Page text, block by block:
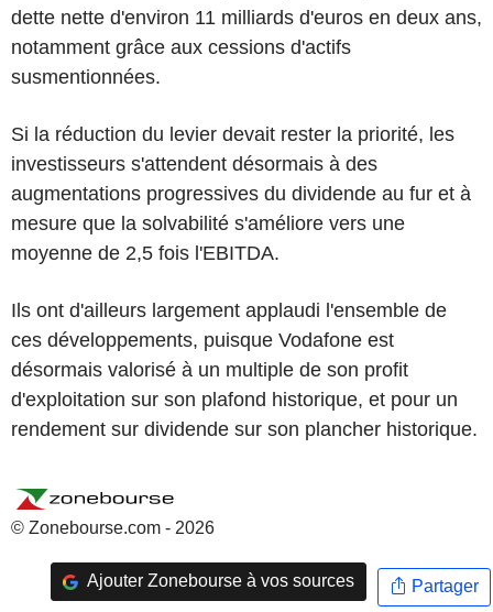
dette nette d'environ 11 milliards d'euros en deux ans,
notamment grâce aux cessions d'actifs
susmentionnées.
Si la réduction du levier devait rester la priorité, les
investisseurs s'attendent désormais à des
augmentations progressives du dividende au fur et à
mesure que la solvabilité s'améliore vers une
moyenne de 2,5 fois l'EBITDA.
Ils ont d'ailleurs largement applaudi l'ensemble de
ces développements, puisque Vodafone est
désormais valorisé à un multiple de son profit
d'exploitation sur son plafond historique, et pour un
rendement sur dividende sur son plancher historique.
© Zonebourse.com - 2026
Ajouter Zonebourse à vos sources Partager